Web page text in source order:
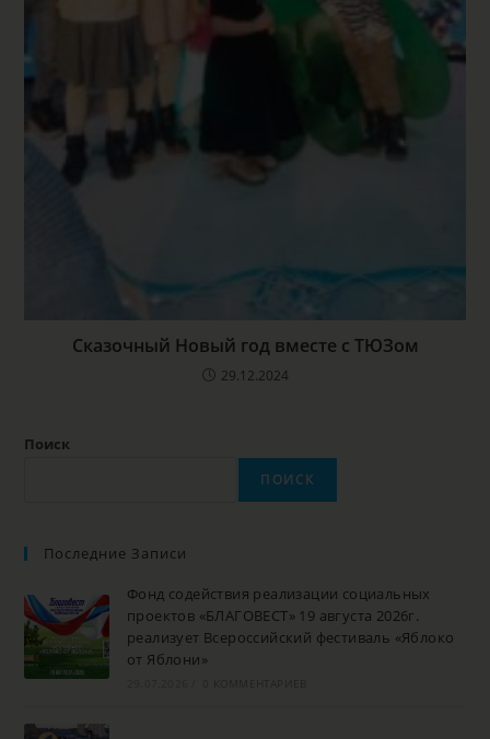
Сказочный Новый год вместе с ТЮЗом
29.12.2024
Поиск
ПОИСК
Последние Записи
Фонд содействия реализации социальных
проектов «БЛАГОВЕСТ» 19 августа 2026г.
реализует Всероссийский фестиваль «Яблоко
от Яблони»